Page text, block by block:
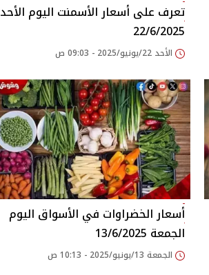
تعرف على أسعار الأسمنت اليوم الأحد
22/6/2025
الأحد 22/يونيو/2025 - 09:03 ص
أسعار الخضراوات في الأسواق‎‎ اليوم
الجمعة 13/6/2025
الجمعة 13/يونيو/2025 - 10:13 ص